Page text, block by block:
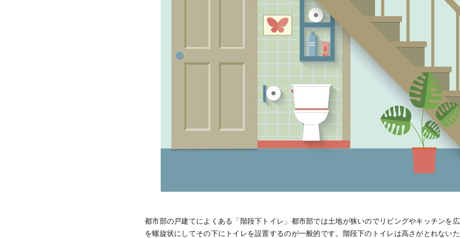
都市部の戸建てによくある「階段下トイレ」都市部では土地が狭いのでリビングやキッチンを
を螺旋状にしてその下にトイレを設置するのが一般的です。階段下のトイレは高さがとれない